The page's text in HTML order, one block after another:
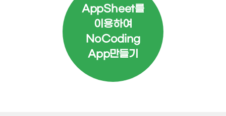
AppSheet를
이용하여
NoCoding
App만들기